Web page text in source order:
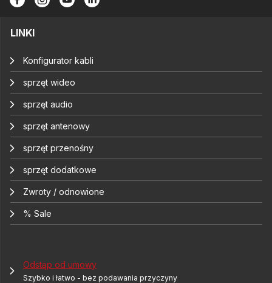
LINKI
Konfigurator kabli
sprzęt wideo
sprzęt audio
sprzęt antenowy
sprzęt przenośny
sprzęt dodatkowe
Zwroty / odnowione
% Sale
Odstąp od umowy
Szybko i łatwo - bez podawania przyczyny